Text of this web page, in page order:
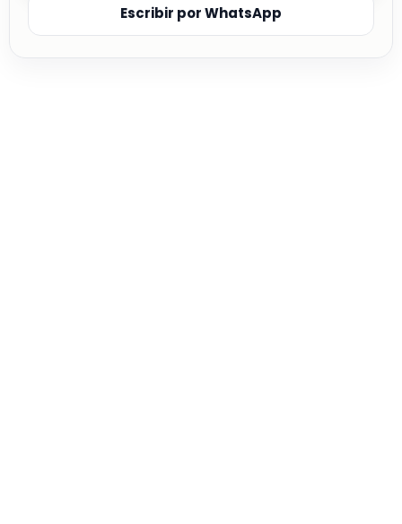
Escribir por WhatsApp